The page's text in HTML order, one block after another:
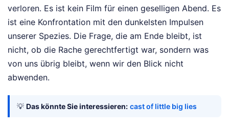
verloren. Es ist kein Film für einen geselligen Abend. Es
ist eine Konfrontation mit den dunkelsten Impulsen
unserer Spezies. Die Frage, die am Ende bleibt, ist
nicht, ob die Rache gerechtfertigt war, sondern was
von uns übrig bleibt, wenn wir den Blick nicht
abwenden.
💡 Das könnte Sie interessieren: cast of little big lies